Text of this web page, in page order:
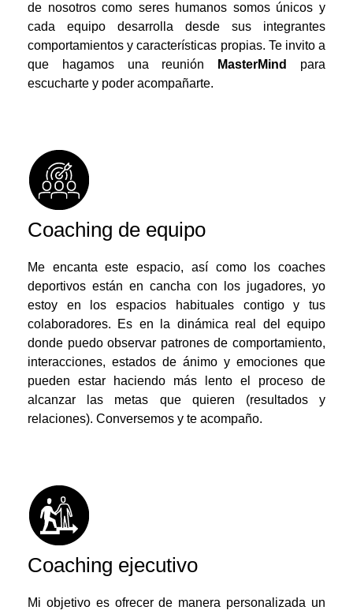
de nosotros como seres humanos somos únicos y
cada equipo desarrolla desde sus integrantes
comportamientos y características propias. Te invito a
que hagamos una reunión
MasterMind
para
escucharte y poder acompañarte.
Coaching de equipo
Me encanta este espacio, así como los coaches
deportivos están en cancha con los jugadores, yo
estoy en los espacios habituales contigo y tus
colaboradores. Es en la dinámica real del equipo
donde puedo observar patrones de comportamiento,
interacciones, estados de ánimo y emociones que
pueden estar haciendo más lento el proceso de
alcanzar las metas que quieren (resultados y
relaciones). Conversemos y te acompaño.
Coaching ejecutivo
Mi objetivo es ofrecer de manera personalizada un